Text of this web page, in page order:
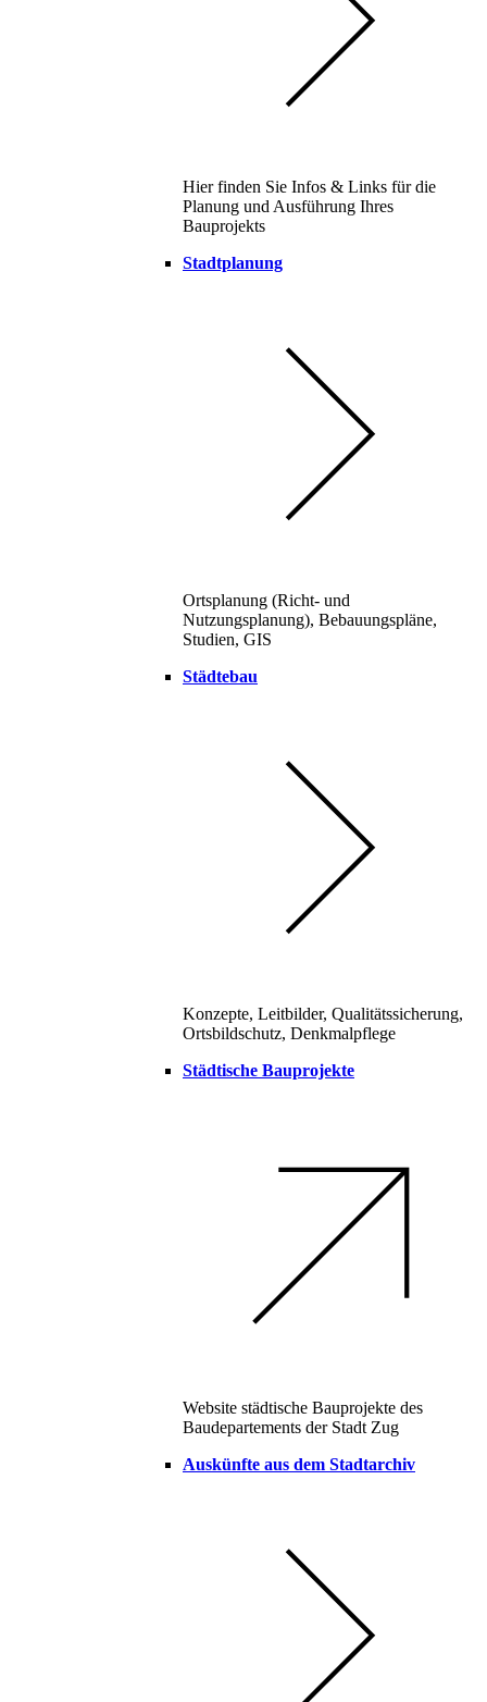
Hier finden Sie Infos & Links für die
Planung und Ausführung Ihres
Bauprojekts
Stadtplanung
Ortsplanung (Richt- und
Nutzungsplanung), Bebauungspläne,
Studien, GIS
Städtebau
Konzepte, Leitbilder, Qualitätssicherung,
Ortsbildschutz, Denkmalpflege
Städtische Bauprojekte
Website städtische Bauprojekte des
Baudepartements der Stadt Zug
Auskünfte aus dem Stadtarchiv